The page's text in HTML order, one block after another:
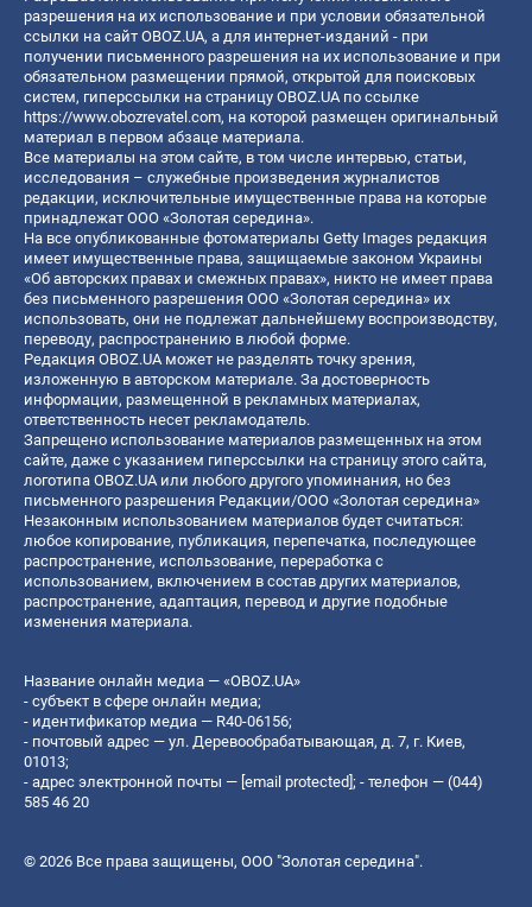
разрешения на их использование и при условии обязательной
ссылки на сайт OBOZ.UA, а для интернет-изданий - при
получении письменного разрешения на их использование и при
обязательном размещении прямой, открытой для поисковых
систем, гиперссылки на страницу OBOZ.UA по ссылке
https://www.obozrevatel.com, на которой размещен оригинальный
материал в первом абзаце материала.
Все материалы на этом сайте, в том числе интервью, статьи,
исследования – служебные произведения журналистов
редакции, исключительные имущественные права на которые
принадлежат ООО «Золотая середина».
На все опубликованные фотоматериалы Getty Images редакция
имеет имущественные права, защищаемые законом Украины
«Об авторских правах и смежных правах», никто не имеет права
без письменного разрешения ООО «Золотая середина» их
использовать, они не подлежат дальнейшему воспроизводству,
переводу, распространению в любой форме.
Редакция OBOZ.UA может не разделять точку зрения,
изложенную в авторском материале. За достоверность
информации, размещенной в рекламных материалах,
ответственность несет рекламодатель.
Запрещено использование материалов размещенных на этом
сайте, даже с указанием гиперссылки на страницу этого сайта,
логотипа OBOZ.UA или любого другого упоминания, но без
письменного разрешения Редакции/ООО «Золотая середина»
Незаконным использованием материалов будет считаться:
любое копирование, публикация, перепечатка, последующее
распространение, использование, переработка с
использованием, включением в состав других материалов,
распространение, адаптация, перевод и другие подобные
изменения материала.
Название онлайн медиа — «OBOZ.UA»
- субъект в сфере онлайн медиа;
- идентификатор медиа — R40-06156;
- почтовый адрес — ул. Деревообрабатывающая, д. 7, г. Киев,
01013;
- адрес электронной почты — [email protected]; - телефон — (044)
585 46 20
© 2026 Все права защищены, ООО "Золотая середина".